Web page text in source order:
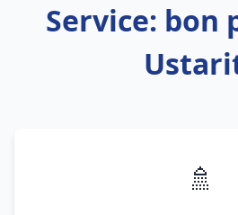
Service: bon
🚿